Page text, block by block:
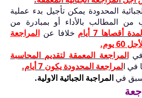
المحدودة يمكن تأجيل بدء عملية
من المطالب بالأداء أو بمبادرة من
لمدة أقصاها 7 أيام خلافا عن المراجعة
يوم.
فيالمراجعة المعمقة لتقديم المحاسبة
في المراجعة المحدودة يكون 7 أيام.
في المراجبة الجبائية الاولية.